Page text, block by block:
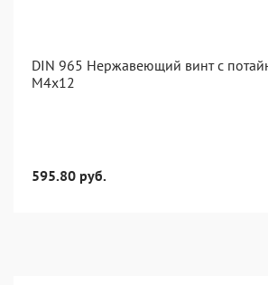
DIN 965 Нержавеющий винт с
М4x12
595.80 руб.